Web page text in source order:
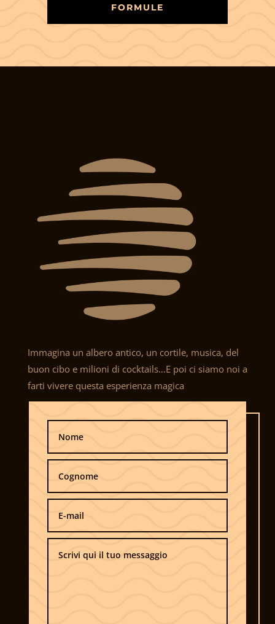
FORMULE
Immagina un albero antico, un cortile, musica, del
buon cibo e milioni di cocktails…E poi ci siamo noi a
farti vivere questa esperienza magica